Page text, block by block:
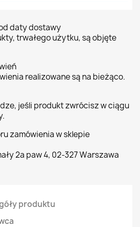
daty dostawy
trwałego użytku, są objęte
realizowane są na bieżąco.
jeśli produkt zwrócisz w ciągu
zamówienia w sklepie
2a paw 4, 02-327 Warszawa
produktu